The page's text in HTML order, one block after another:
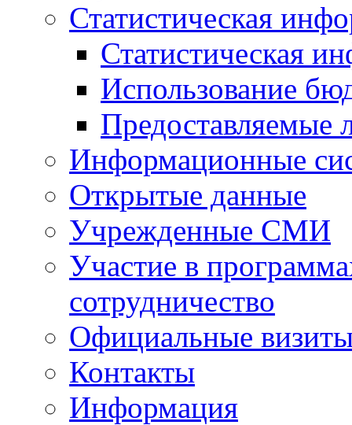
Статистическая
Статистическая
Использование
Предоставляемые
Информационные
Открытые данные
Учрежденные СМИ
Участие в
сотрудничество
Официальные
Контакты
Информация